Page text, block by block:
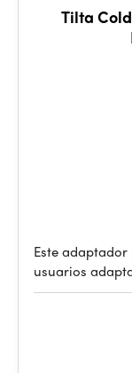
Tilta
Este
usuarios